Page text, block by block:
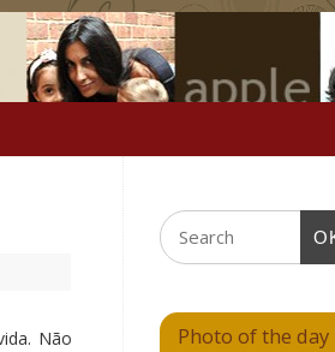
Não
Photo of the day